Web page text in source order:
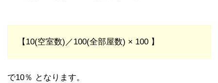
【10(空室数)／100(全部屋数) × 100 】
で10％ となります。